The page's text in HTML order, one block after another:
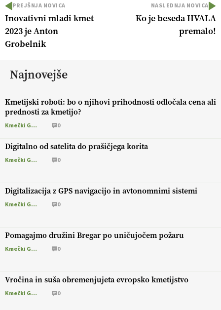
PREJŠNJA NOVICA
Inovativni mladi kmet
2023 je Anton
Grobelnik
NASLEDNJA NOVICA
Ko je beseda HVALA
premalo!
Najnovejše
Kmetijski roboti: bo o njihovi prihodnosti odločala cena ali
prednosti za kmetijo?
Kmečki Glas 0
Digitalno od satelita do prašičjega korita
Kmečki Glas 0
Digitalizacija z GPS navigacijo in avtonomnimi sistemi
Kmečki Glas 0
Pomagajmo družini Bregar po uničujočem požaru
Kmečki Glas 0
Vročina in suša obremenjujeta evropsko kmetijstvo
Kmečki Glas 0